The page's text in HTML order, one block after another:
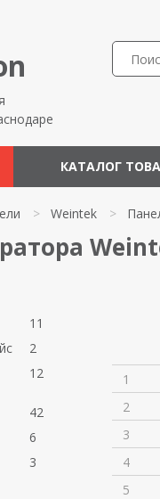
КАТАЛОГ
> Weintek >
11
2
12
42
6
3
1
2
3
4
5